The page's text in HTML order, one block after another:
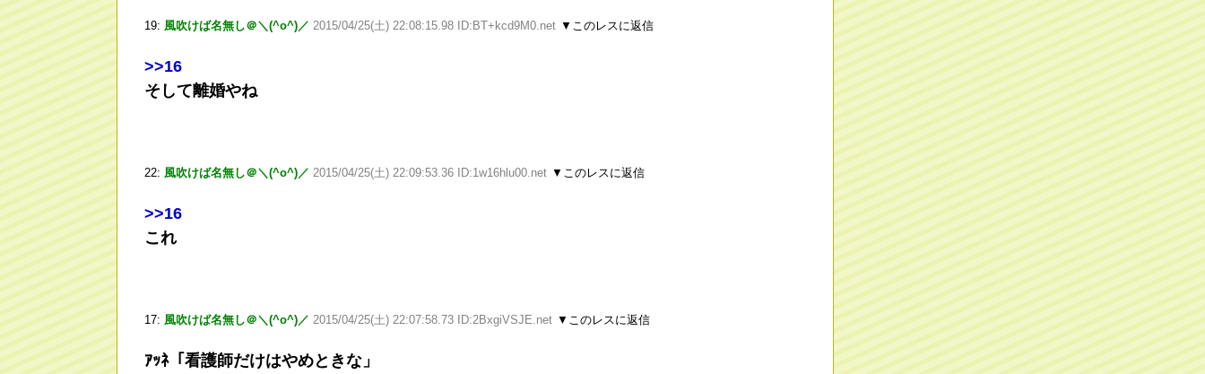
19: 風吹けば名無し＠＼(^o^)／ 2015/04/25(土) 22:08:15.98 ID:BT+kcd9M0.net ▼このレスに返信
>>16
そして離婚やね
22: 風吹けば名無し＠＼(^o^)／ 2015/04/25(土) 22:09:53.36 ID:1w16hlu00.net ▼このレスに返信
>>16
これ
17: 風吹けば名無し＠＼(^o^)／ 2015/04/25(土) 22:07:58.73 ID:2BxgiVSJE.net ▼このレスに返信
ｱｯﾈ「看護師だけはやめときな」